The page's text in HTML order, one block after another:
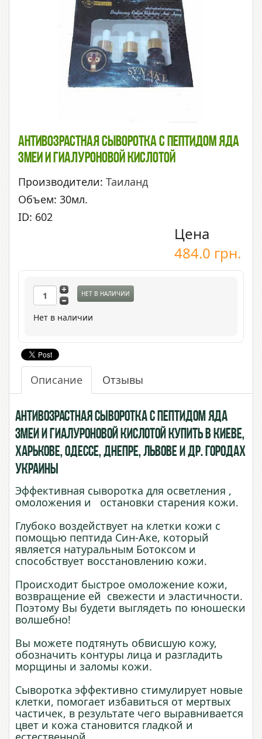
Антивозрастная Сыворотка С Пептидом Яда
Змеи И Гиалуроновой Кислотой
Производители: Таиланд
Объем: 30мл.
ID: 602
Цена
484.0 грн.
НЕТ В НАЛИЧИИ
Нет в наличии
Описание Отзывы
Антивозрастная сыворотка с пептидом Яда
Змеи и Гиалуроновой Кислотой купить в Киеве,
Харькове, Одессе, Днепре, Львове и др. городах
Украины
Эффективная сыворотка для осветления ,
омоложения и остановки старения кожи.
Глубоко воздействует на клетки кожи с
помощью пептида Син-Аке, который
является натуральным Ботоксом и
способствует восстановлению кожи.
Происходит быстрое омоложение кожи,
возвращение ей свежести и эластичности.
Поэтому Вы будети выглядеть по юношески
волшебно!
Вы можете подтянуть обвисшую кожу,
обозначить контуры лица и разгладить
морщины и заломы кожи.
Сыворотка эффективно стимулирует новые
клетки, помогает избавиться от мертвых
частичек, в результате чего выравнивается
цвет и кожа становится гладкой и